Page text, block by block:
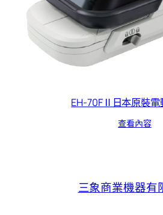
EH-70FⅡ日本原裝電
查看內容
三象商業機器有